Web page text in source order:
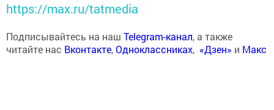
https://max.ru/tatmedia
Подписывайтесь на наш Telegram-канал, а также
читайте нас Вконтакте,Одноклассниках, «Дзен» и Макс